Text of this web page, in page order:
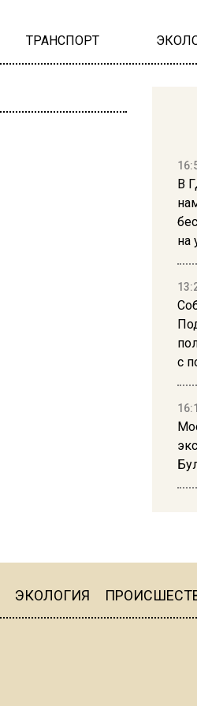
ТРАНСПОРТ
В
на
с
ЭКОЛОГИЯ